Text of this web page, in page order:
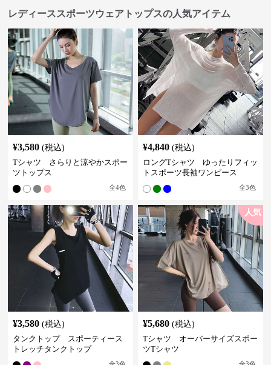
レディーススポーツウェアトップスの人気アイテム
¥3,580 (税込)
Tシャツ さらりと涼やかスポー
ツトップス
全4色
¥4,840 (税込)
ロングTシャツ ゆったりフィッ
トスポーツ長袖ワンピース
全3色
¥3,580 (税込)
タンクトップ スポーティース
トレッチタンクトップ
人気
¥5,680 (税込)
Tシャツ オーバーサイズスポー
ツTシャツ